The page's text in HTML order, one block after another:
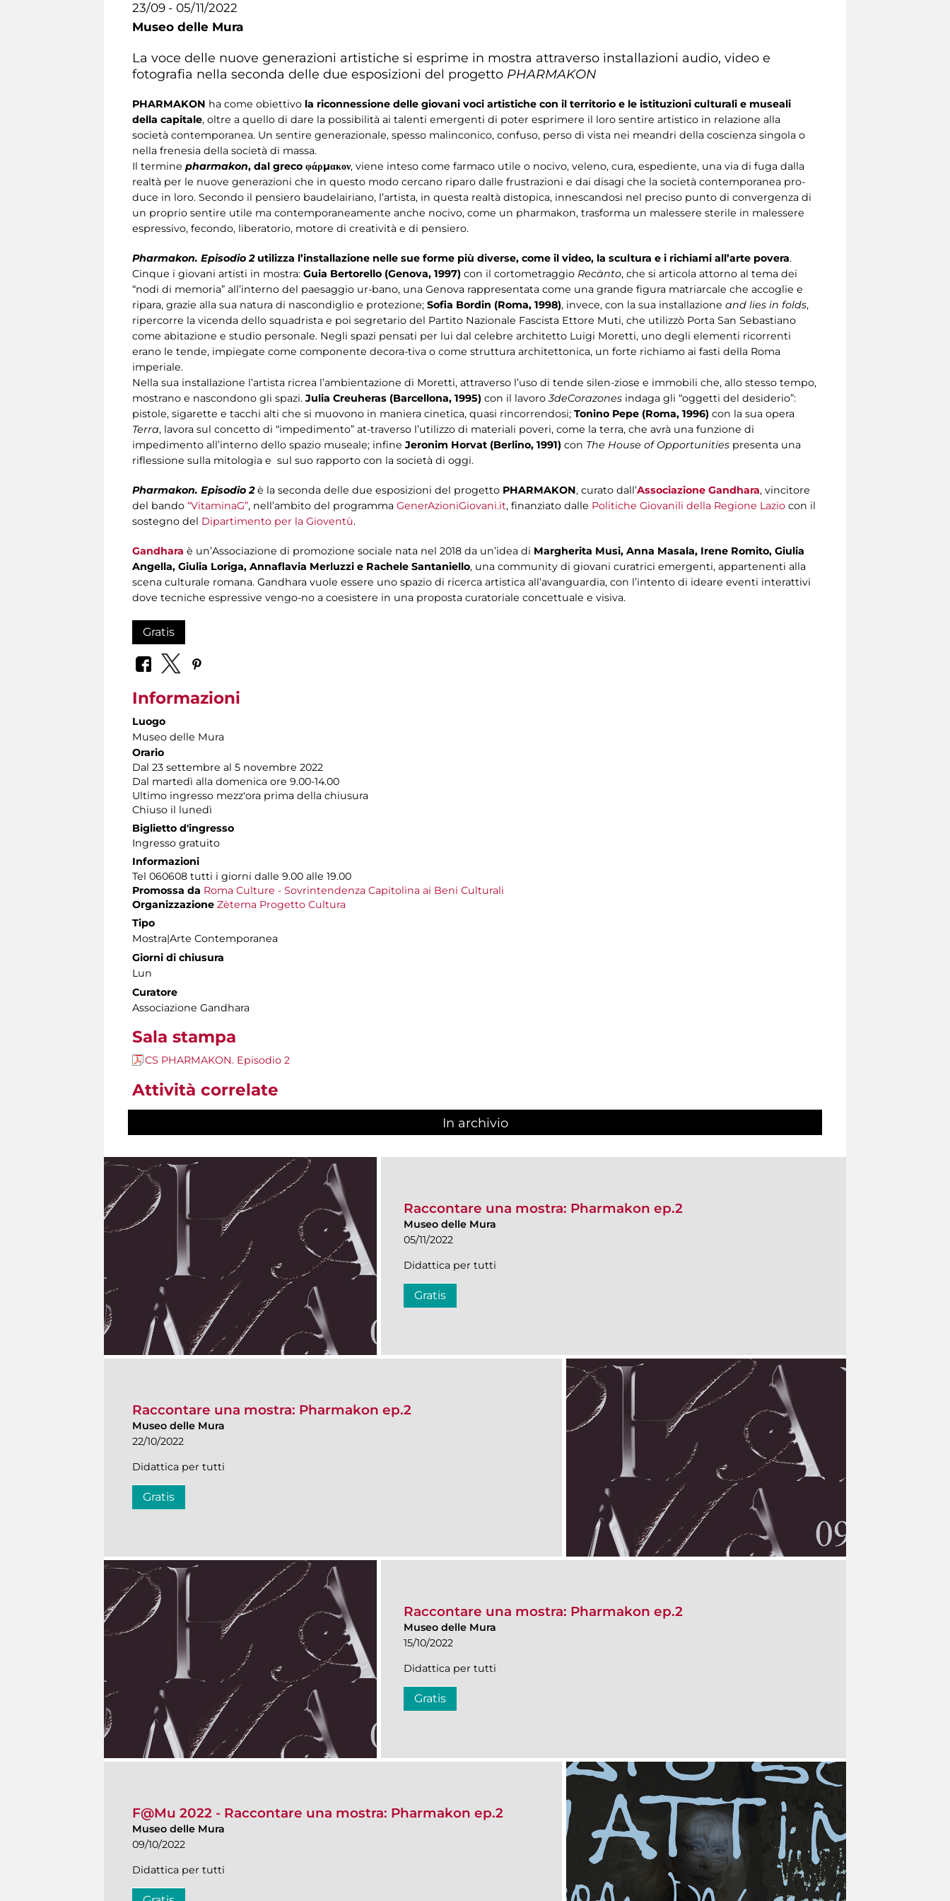
23/09 - 05/11/2022
Museo delle Mura
La voce delle nuove generazioni artistiche si esprime in mostra attraverso installazioni audio, video e
fotografia nella seconda delle due esposizioni del progetto PHARMAKON
PHARMAKON ha come obiettivo la riconnessione delle giovani voci artistiche con il territorio e le istituzioni culturali e museali
della capitale, oltre a quello di dare la possibilità ai talenti emergenti di poter esprimere il loro sentire artistico in relazione alla
società contemporanea. Un sentire generazionale, spesso malinconico, confuso, perso di vista nei meandri della coscienza singola o
nella frenesia della società di massa.
Il termine pharmakon, dal greco φάρμακον, viene inteso come farmaco utile o nocivo, veleno, cura, espediente, una via di fuga dalla
realtà per le nuove generazioni che in questo modo cercano riparo dalle frustrazioni e dai disagi che la società contemporanea pro-
duce in loro. Secondo il pensiero baudelairiano, l’artista, in questa realtà distopica, innescandosi nel preciso punto di convergenza di
un proprio sentire utile ma contemporaneamente anche nocivo, come un pharmakon, trasforma un malessere sterile in malessere
espressivo, fecondo, liberatorio, motore di creatività e di pensiero.
Pharmakon. Episodio 2utilizza l’installazione nelle sue forme più diverse, come il video, la scultura e i richiami all’arte povera.
Cinque i giovani artisti in mostra: Guia Bertorello (Genova, 1997) con il cortometraggio Recànto, che si articola attorno al tema dei
“nodi di memoria” all’interno del paesaggio ur-bano, una Genova rappresentata come una grande figura matriarcale che accoglie e
ripara, grazie alla sua natura di nascondiglio e protezione; Sofia Bordin (Roma, 1998), invece, con la sua installazione and lies in folds,
ripercorre la vicenda dello squadrista e poi segretario del Partito Nazionale Fascista Ettore Muti, che utilizzò Porta San Sebastiano
come abitazione e studio personale. Negli spazi pensati per lui dal celebre architetto Luigi Moretti, uno degli elementi ricorrenti
erano le tende, impiegate come componente decora-tiva o come struttura architettonica, un forte richiamo ai fasti della Roma
imperiale.
Nella sua installazione l’artista ricrea l’ambientazione di Moretti, attraverso l’uso di tende silen-ziose e immobili che, allo stesso tempo,
mostrano e nascondono gli spazi. Julia Creuheras (Barcellona, 1995) con il lavoro3deCorazones indaga gli “oggetti del desiderio”:
pistole, sigarette e tacchi alti che si muovono in maniera cinetica, quasi rincorrendosi; Tonino Pepe (Roma, 1996) con la sua opera
Terra, lavora sul concetto di “impedimento” at-traverso l’utilizzo di materiali poveri, come la terra, che avrà una funzione di
impedimento all’interno dello spazio museale; infine Jeronim Horvat (Berlino, 1991) con The House of Opportunities presenta una
riflessione sulla mitologia e sul suo rapporto con la società di oggi.
Pharmakon. Episodio 2è la seconda delle due esposizioni del progetto PHARMAKON, curato dall’Associazione Gandhara, vincitore
del bando “VitaminaG”, nell’ambito del programma GenerAzioniGiovani.it, finanziato dalle Politiche Giovanili della Regione Lazio con il
sostegno del Dipartimento per la Gioventù.
Gandhara è un’Associazione di promozione sociale nata nel 2018 da un’idea di Margherita Musi, Anna Masala, Irene Romito, Giulia
Angella, Giulia Loriga, Annaflavia Merluzzi e Rachele Santaniello, una community di giovani curatrici emergenti, appartenenti alla
scena culturale romana. Gandhara vuole essere uno spazio di ricerca artistica all’avanguardia, con l’intento di ideare eventi interattivi
dove tecniche espressive vengo-no a coesistere in una proposta curatoriale concettuale e visiva.
Gratis
Informazioni
Luogo
Museo delle Mura
Orario
Dal 23 settembre al 5 novembre 2022
Dal martedì alla domenica ore 9.00-14.00
Ultimo ingresso mezz'ora prima della chiusura
Chiuso il lunedì
Biglietto d'ingresso
Ingresso gratuito
Informazioni
Tel 060608 tutti i giorni dalle 9.00 alle 19.00
Promossa da Roma Culture - Sovrintendenza Capitolina ai Beni Culturali
Organizzazione Zètema Progetto Cultura
Tipo
Mostra|Arte Contemporanea
Giorni di chiusura
Lun
Curatore
Associazione Gandhara
Sala stampa
CS PHARMAKON. Episodio 2
Attività correlate
In archivio
Raccontare una mostra: Pharmakon ep.2
Museo delle Mura
05/11/2022
Didattica per tutti
Gratis
Raccontare una mostra: Pharmakon ep.2
Museo delle Mura
22/10/2022
Didattica per tutti
Gratis
Raccontare una mostra: Pharmakon ep.2
Museo delle Mura
15/10/2022
Didattica per tutti
Gratis
F@Mu 2022 - Raccontare una mostra: Pharmakon ep.2
Museo delle Mura
09/10/2022
Didattica per tutti